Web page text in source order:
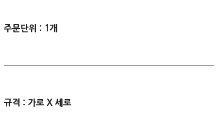
주문단위 : 1개
규격 : 가로 X 세로